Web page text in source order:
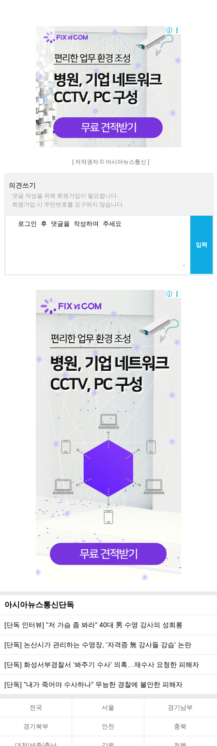
[ 저작권자 © 아시아뉴스통신 ]
의견쓰기
댓글 작성을 위해 회원가입이 필요합니다.
회원가입 시 주민번호를 요구하지 않습니다.
입력
아시아뉴스통신단독
[단독 인터뷰] "저 가슴 좀 봐라" 40대 男 수영 강사의 성희롱
[단독] 논산시가 관리하는 수영장, '자격증 無 강사들 강습' 논란
[단독] 화성서부경찰서 '봐주기 수사' 의혹…재수사 요청한 피해자
[단독] "내가 죽어야 수사하나" 무능한 경찰에 불안한 피해자
전국 서울 경기남부
경기북부 인천 충북